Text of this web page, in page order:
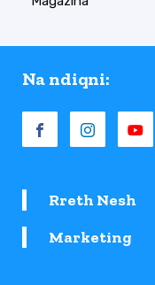
Na ndiqni:
Rreth Nesh
Marketing